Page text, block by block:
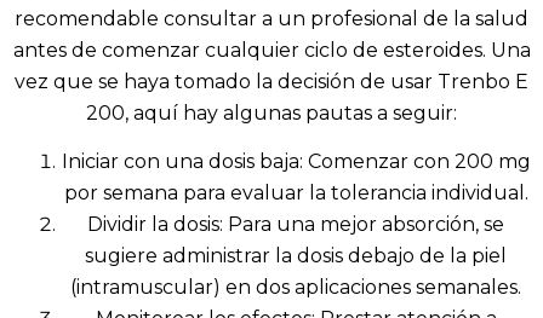
recomendable consultar a un profesional de la salud
antes de comenzar cualquier ciclo de esteroides. Una
vez que se haya tomado la decisión de usar Trenbo E
200, aquí hay algunas pautas a seguir:
Iniciar con una dosis baja: Comenzar con 200 mg
por semana para evaluar la tolerancia individual.
Dividir la dosis: Para una mejor absorción, se
sugiere administrar la dosis debajo de la piel
(intramuscular) en dos aplicaciones semanales.